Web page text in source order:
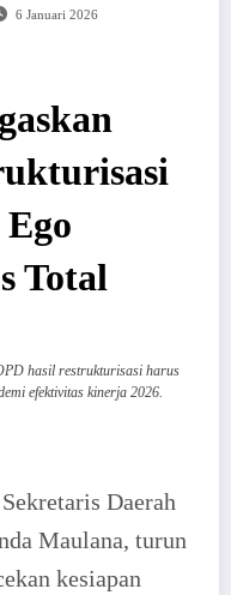
6 Januari 2026
Total
hasil restrukturisasi harus
efektivitas kinerja 2026.
Daerah
Maulana, turun
kesiapan